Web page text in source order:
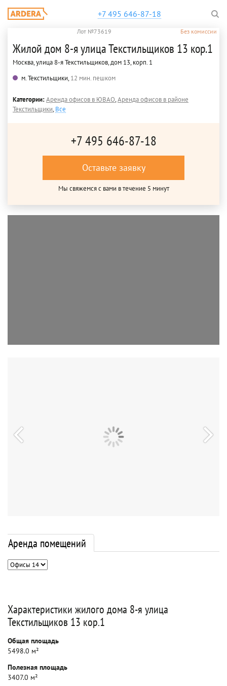
+7 495 646-87-18
Лот №73619 Без комиссии
Жилой дом 8-я улица Текстильщиков 13 кор.1
Москва, улица 8-я Текстильщиков, дом 13, корп. 1
м. Текстильщики,12 мин. пешком
Категории:Аренда офисов в ЮВАО,Аренда офисов в районе
Текстильщики,Все
+7 495 646-87-18
Оставьте заявку
Мы свяжемся с вами в течение 5 минут
Аренда помещений
Характеристики жилого дома 8-я улица
Текстильщиков 13 кор.1
Общая площадь
5498.0 м²
Полезная площадь
3407.0 м²